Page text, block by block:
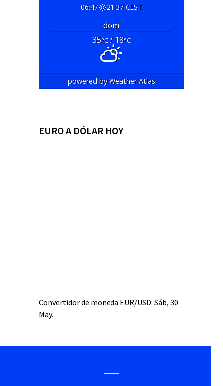
06:47 21:37 CEST
dom
35°C/ 18°C
powered byWeather Atlas
EURO A DÓLAR HOY
Convertidor de moneda EUR/USD: Sáb, 30
May.